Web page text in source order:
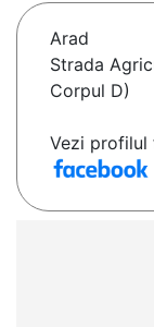
Arad
Strada
Corpul D)
Vezi profilul